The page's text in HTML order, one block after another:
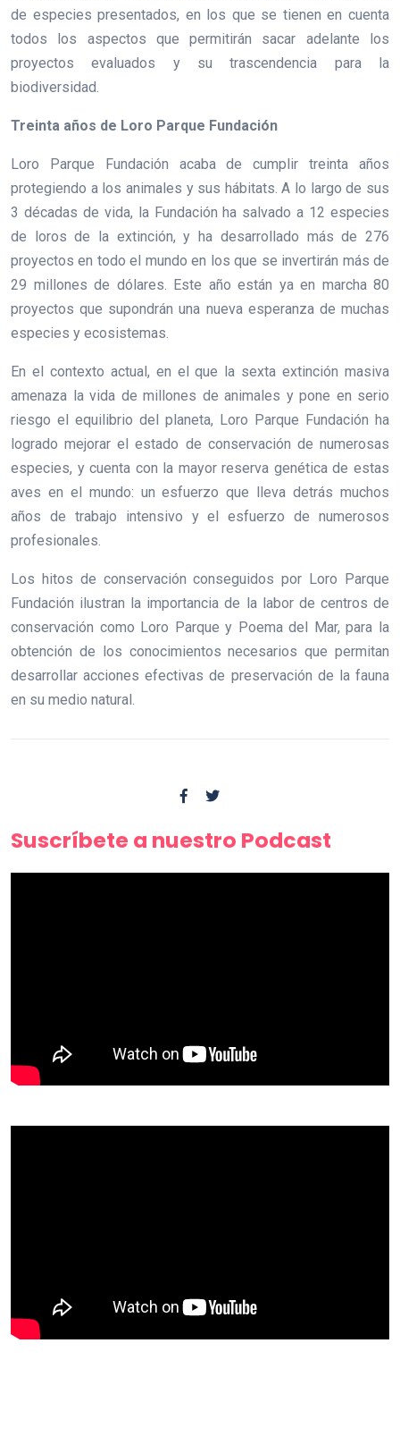
de especies presentados, en los que se tienen en cuenta
todos los aspectos que permitirán sacar adelante los
proyectos evaluados y su trascendencia para la
biodiversidad.
Treinta años de Loro Parque Fundación
Loro Parque Fundación acaba de cumplir treinta años
protegiendo a los animales y sus hábitats. A lo largo de sus
3 décadas de vida, la Fundación ha salvado a 12 especies
de loros de la extinción, y ha desarrollado más de 276
proyectos en todo el mundo en los que se invertirán más de
29 millones de dólares. Este año están ya en marcha 80
proyectos que supondrán una nueva esperanza de muchas
especies y ecosistemas.
En el contexto actual, en el que la sexta extinción masiva
amenaza la vida de millones de animales y pone en serio
riesgo el equilibrio del planeta, Loro Parque Fundación ha
logrado mejorar el estado de conservación de numerosas
especies, y cuenta con la mayor reserva genética de estas
aves en el mundo: un esfuerzo que lleva detrás muchos
años de trabajo intensivo y el esfuerzo de numerosos
profesionales.
Los hitos de conservación conseguidos por Loro Parque
Fundación ilustran la importancia de la labor de centros de
conservación como Loro Parque y Poema del Mar, para la
obtención de los conocimientos necesarios que permitan
desarrollar acciones efectivas de preservación de la fauna
en su medio natural.
Suscríbete a nuestro Podcast